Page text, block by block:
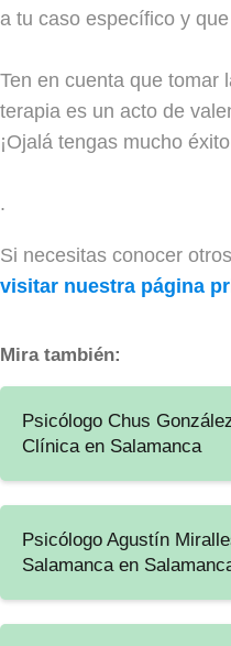
a tu caso específico y
Ten en cuenta que tomar
terapia es un acto de
¡Ojalá tengas mucho
.
Si necesitas conocer
visitar nuestra página
Mira también:
Psicólogo Chus
Clínica en Salamanca
Psicólogo Agustín
Salamanca en